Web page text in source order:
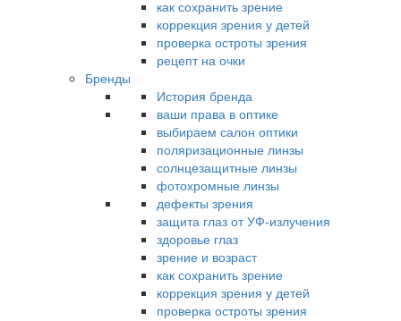
как сохранить зрение
коррекция зрения у детей
проверка остроты зрения
рецепт на очки
Бренды
История бренда
ваши права в оптике
выбираем салон оптики
поляризационные линзы
солнцезащитные линзы
фотохромные линзы
дефекты зрения
защита глаз от УФ-излучения
здоровье глаз
зрение и возраст
как сохранить зрение
коррекция зрения у детей
проверка остроты зрения